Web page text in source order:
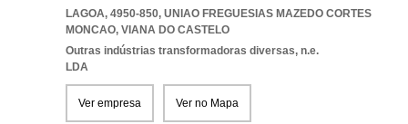
LAGOA, 4950-850, UNIAO FREGUESIAS MAZEDO CORTES
MONCAO, VIANA DO CASTELO
Outras indústrias transformadoras diversas, n.e.
LDA
Ver empresa Ver no Mapa